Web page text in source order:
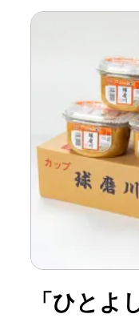
問い合
「ひとよ